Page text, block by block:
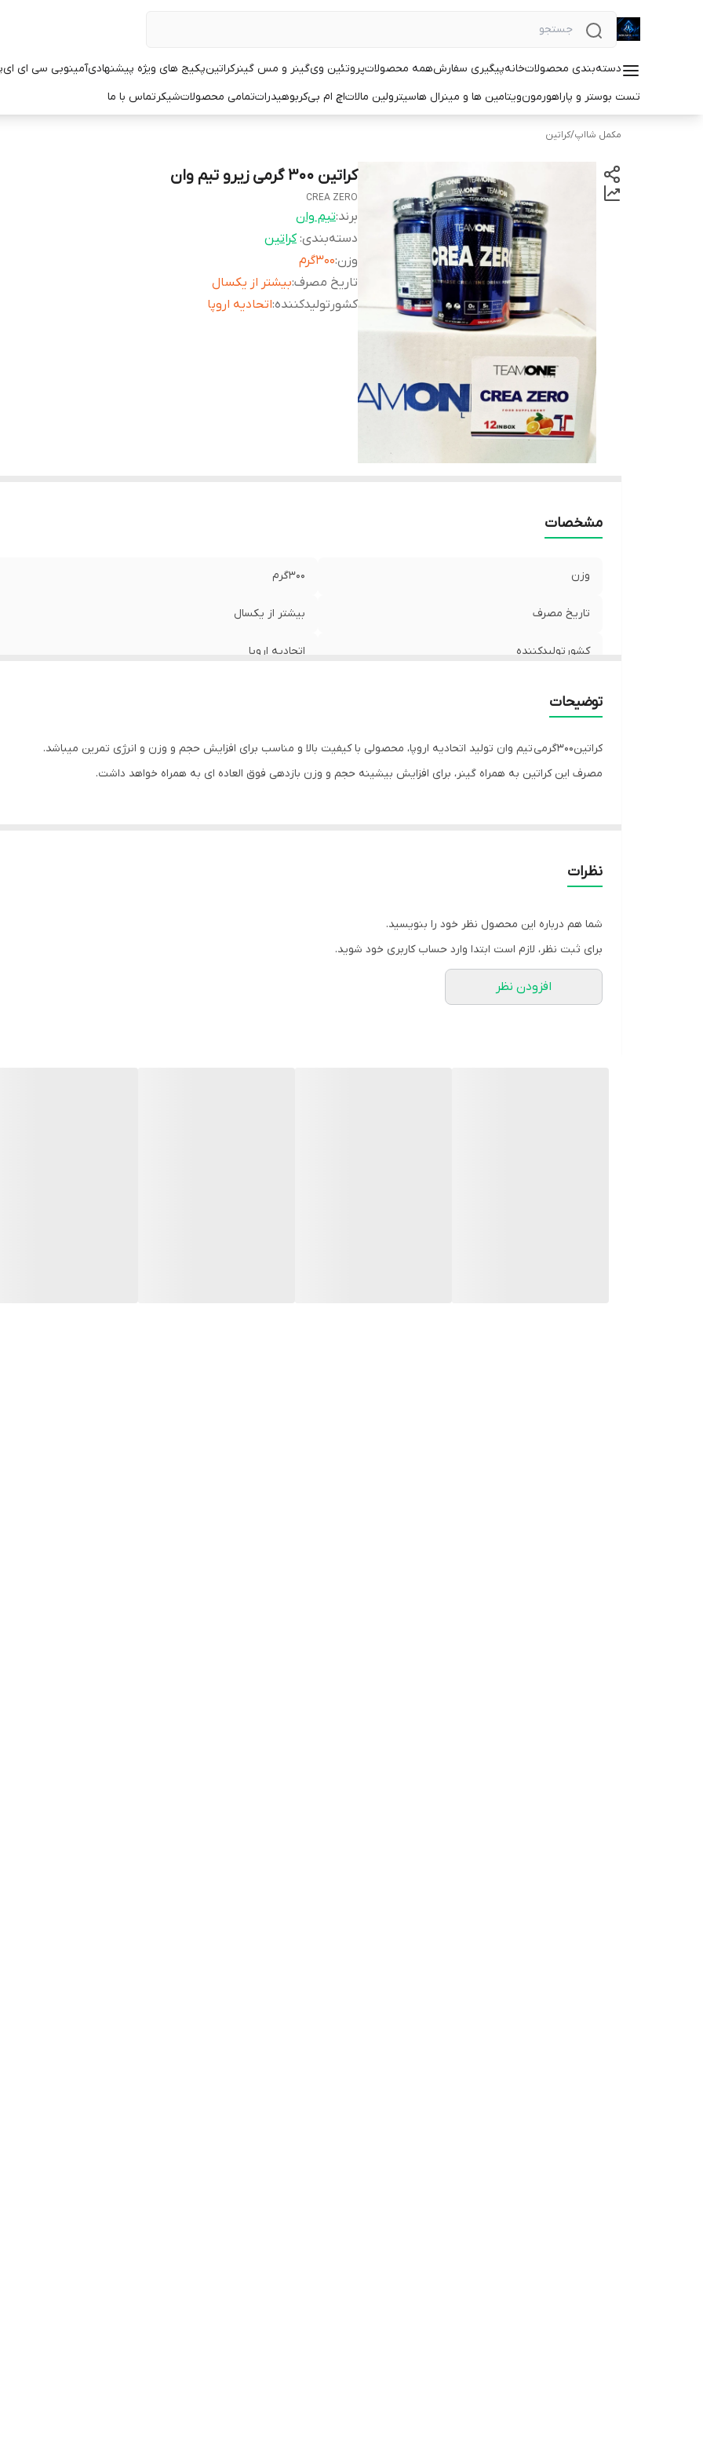
دسته‌بندی محصولاتخانهپیگیری سفارشهمه محصولاتپروتئین ویگینر و مس گینرکراتینپکیج های ویژه پیشنهادیآمینوبی سی ای ای
تست بوستر و پاراهورمونویتامین ها و مینرال هاسیترولین مالاتاچ ام بیکربوهیدراتتمامی محصولاتشیکرتماس با ما
مکمل شااپ/کراتین
کراتین ۳۰۰ گرمی زیرو تیم وان
CREA ZERO
برند:تیم وان
دسته‌بندی:کراتین
وزن:۳۰۰گرم
تاریخ مصرف:بیشتر از یکسال
کشورتولیدکننده:اتحادیه اروپا
مشخصات
وزن ۳۰۰گرم
تاریخ مصرف بیشتر از یکسال
کشورتولیدکننده اتحادیه اروپا
توضیحات
کراتین‌۳۰۰گرمی تیم وان تولید اتحادیه اروپا، محصولی با کیفیت بالا و مناسب برای افزایش حجم و وزن و انرژی تمرین میباشد.
مصرف این کراتین به همراه گینر، برای افزایش بیشینه حجم و وزن بازدهی فوق العاده ای به همراه خواهد داشت.
نظرات
شما هم درباره این محصول نظر خود را بنویسید.
برای ثبت نظر، لازم است ابتدا وارد حساب کاربری خود شوید.
افزودن نظر